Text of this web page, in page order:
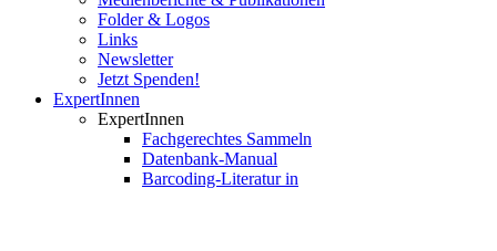
Folder & Logos
Links
Newsletter
Jetzt Spenden!
ExpertInnen
ExpertInnen
Fachgerechtes Sammeln
Datenbank-Manual
Barcoding-Literatur in